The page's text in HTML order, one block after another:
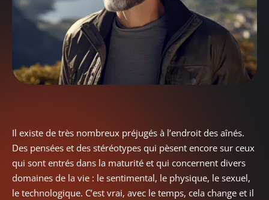
Il existe de très nombreux préjugés à l’endroit des aînés.
Des pensées et des stéréotypes qui pèsent encore sur ceux
qui sont entrés dans la maturité et qui concernent divers
domaines de la vie : le sentimental, le physique, le sexuel,
le technologique. C’est vrai, avec le temps, cela change et il